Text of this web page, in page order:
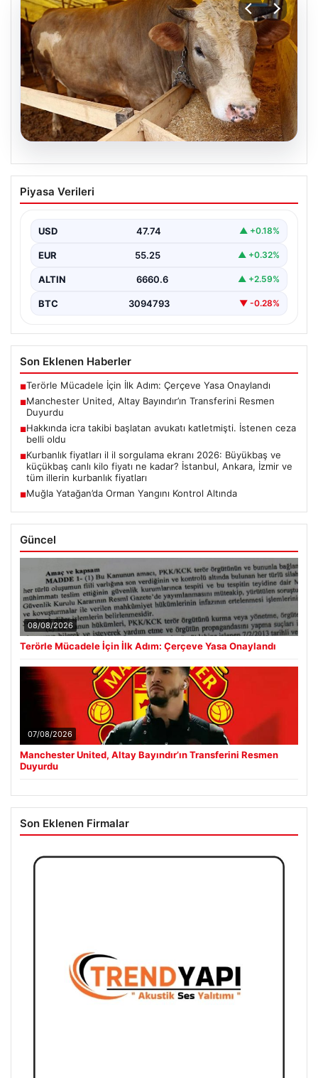
Kurbanlık fiyatları il il sorgulama ekranı
2026: Büyükbaş ve küçükbaş canlı kilo
ve tüm illerin kurbanlık fiyatları
{“title”: “2026 Yılı Kurbanlık Fiyatları ve İl İl Detaylar”,
“content”: “ 2026 yılı yaklaşırken,…
Piyasa Verileri
USD 47.74 ▲ +0.18%
EUR 55.25 ▲ +0.32%
ALTIN 6660.6 ▲ +2.59%
BTC 3094793 ▼ -0.28%
Son Eklenen Haberler
■Terörle Mücadele İçin İlk Adım: Çerçeve Yasa Onaylandı
■Manchester United, Altay Bayındır’ın Transferini Resmen
Duyurdu
■Hakkında icra takibi başlatan avukatı katletmişti. İstenen ceza
belli oldu
■Kurbanlık fiyatları il il sorgulama ekranı 2026: Büyükbaş ve
küçükbaş canlı kilo fiyatı ne kadar? İstanbul, Ankara, İzmir ve
tüm illerin kurbanlık fiyatları
■Muğla Yatağan’da Orman Yangını Kontrol Altında
Güncel
08/08/2026
Terörle Mücadele İçin İlk Adım: Çerçeve Yasa Onaylandı
07/08/2026
Manchester United, Altay Bayındır’ın Transferini Resmen
Duyurdu
Son Eklenen Firmalar